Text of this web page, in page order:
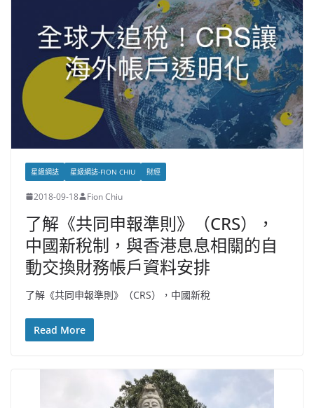
星級網誌 星級網誌-FION CHIU 財經
2018-09-18 Fion Chiu
了解《共同申報準則》（CRS），
中國新稅制，與香港息息相關的自
動交換財務帳戶資料安排
了解《共同申報準則》（CRS），中國新稅
Read More